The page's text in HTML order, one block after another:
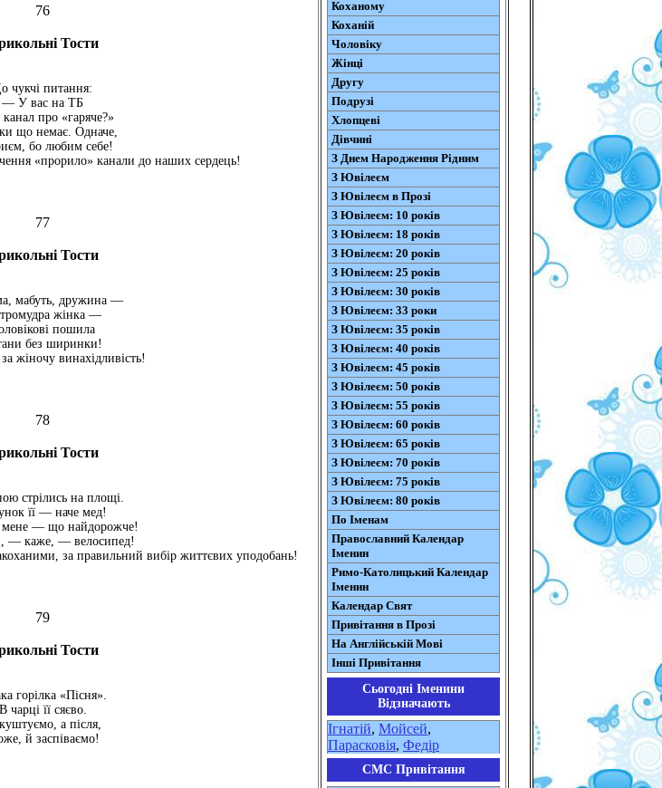
76
Тости
чукчі питання:
— У вас на ТБ
канал про «гаряче?»
що немає. Одначе,
бо любим себе!
«прорило» канали до наших сердець!
77
Тости
мабуть, дружина —
жінка —
пошила
без ширинки!
жіночу винахідливість!
78
Тости
стрілись на площі.
її — наче мед!
мене — що найдорожче!
— каже, — велосипед!
за пра­вильний вибір життєвих уподобань!
79
Тости
горілка «Пісня».
В чарці її сяєво.
а після,
й заспіваємо!
Коханому
Коханій
Чоловіку
Жінці
Другу
Подрузі
Хлопцеві
Дівчині
З Днем Народження Рідним
З Ювілеєм
З Ювілеєм в Прозі
З Ювілеєм: 10 років
З Ювілеєм: 18 років
З Ювілеєм: 20 років
З Ювілеєм: 25 років
З Ювілеєм: 30 років
З Ювілеєм: 33 роки
З Ювілеєм: 35 років
З Ювілеєм: 40 років
З Ювілеєм: 45 років
З Ювілеєм: 50 років
З Ювілеєм: 55 років
З Ювілеєм: 60 років
З Ювілеєм: 65 років
З Ювілеєм: 70 років
З Ювілеєм: 75 років
З Ювілеєм: 80 років
По Іменам
Православний Календар
Іменин
Римо-Католицький Календар
Іменин
Календар Свят
Привітання в Прозі
На Англійській Мові
Інші Привітання
Сьогодні Іменини
Відзначають
Ігнатій, Мойсей,
Парасковія, Федір
СМС Привітання